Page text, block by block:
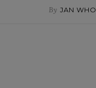
By JAN WHO